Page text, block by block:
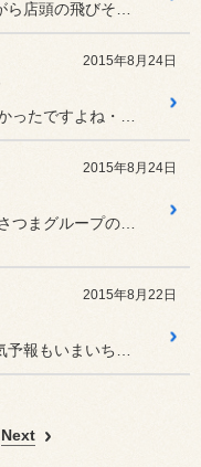
2015年8月24日
2015年8月24日
2015年8月22日
朝は雲行きが怪しく、天気予報もいまいちかなって思いましたが、
Next